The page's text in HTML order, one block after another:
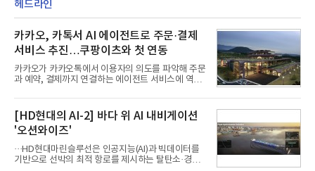
헤드라인
카카오, 카톡서 AI 에이전트로 주문·결제
서비스 추진…쿠팡이츠와 첫 연동
카카오가 카카오톡에서 이용자의 의도를 파악해 주문
과 예약, 결제까지 연결하는 에이전트 서비스에 역량
행 등으로 적용 범위를 넓혀 AI를 새로운 톡비즈 성장
축으로 만들겠다는 구상이다.정신아 카카오 대표는 6
일 열린 2분기 실적 발표 컨퍼런스콜에서 "AI는 톡비
즈 성장 재점화의 핵심이자 주요 매출원으로 자리 잡
을 것"이라며 이같은 AI 사업 전략을 공개했다. 카카
오는 이날 함께 발표한 2분기 연결 매출이 전년 동기
대비 9% 증가한 2조985억원, 영업이익은 36% 늘어
[HD현대의 AI-2] 바다 위 AI 내비게이션
'오션와이즈'
···HD현대마린슬루선은 인공지능(AI)과 빅데이터를
기반으로 선박의 최적 항로를 제시하는 탈탄소·경제